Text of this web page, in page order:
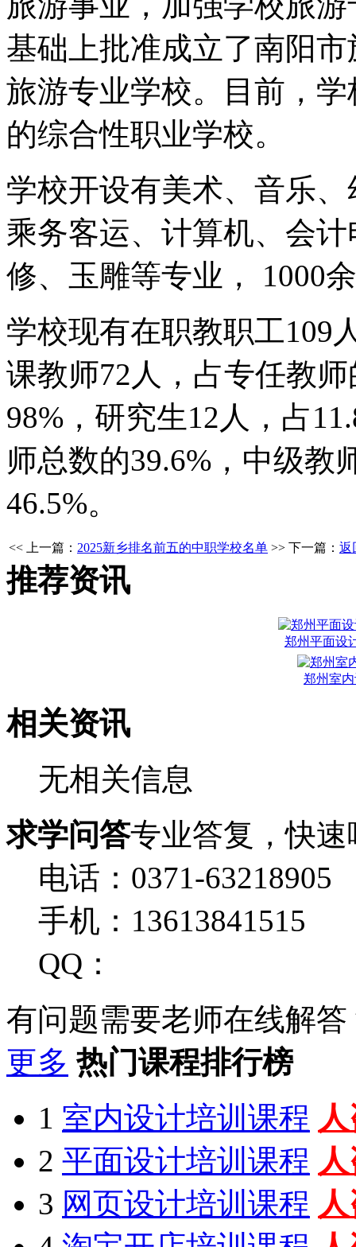
基础上批准成立了南阳
旅游专业学校。目前，
的综合性职业学校。
学校开设有美术、音乐
乘务客运、计算机、会
修、玉雕等专业， 1000
学校现有在职教职工109
课教师72人，占专任教
98%，研究生12人，占
师总数的39.6%，中级教
46.5%。
<< 上一篇： 2025新乡排名前五的中职学校名单 >> 下一篇： 返
推荐资讯
郑州平面设
郑州室
相关资讯
无相关信息
求学问答专业答复，快速
电话：0371-63218905
手机：13613841515
QQ：
有问题需要老师在线解答
更多 热门课程排行榜
1 室内设计培训课程
2 平面设计培训课程
3 网页设计培训课程